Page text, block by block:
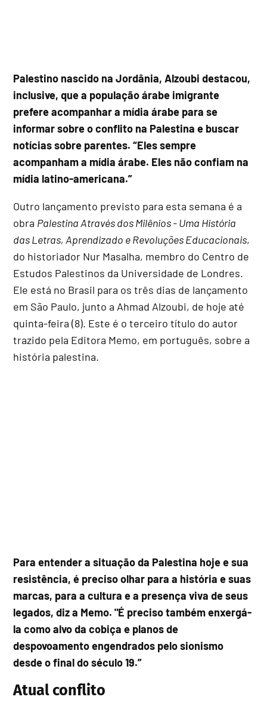
Palestino nascido na Jordânia, Alzoubi destacou,
inclusive, que a população árabe imigrante
prefere acompanhar a mídia árabe para se
informar sobre o conflito na Palestina e buscar
notícias sobre parentes. “Eles sempre
acompanham a mídia árabe. Eles não confiam na
mídia latino-americana.”
Outro lançamento previsto para esta semana é a
obra Palestina Através dos Milênios - Uma História
das Letras, Aprendizado e Revoluções Educacionais,
do historiador Nur Masalha, membro do Centro de
Estudos Palestinos da Universidade de Londres.
Ele está no Brasil para os três dias de lançamento
em São Paulo, junto a Ahmad Alzoubi, de hoje até
quinta-feira (8). Este é o terceiro título do autor
trazido pela Editora Memo, em português, sobre a
história palestina.
Para entender a situação da Palestina hoje e sua
resistência, é preciso olhar para a história e suas
marcas, para a cultura e a presença viva de seus
legados, diz a Memo. "É preciso também enxergá-
la como alvo da cobiça e planos de
despovoamento engendrados pelo sionismo
desde o final do século 19.”
Atual conflito